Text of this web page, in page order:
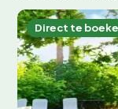
Direct te